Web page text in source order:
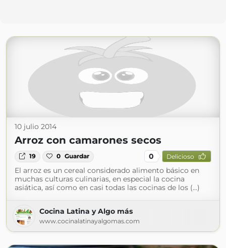
10 julio 2014
Arroz con camarones secos
19 0 Guardar 0 Delicioso
El arroz es un cereal considerado alimento básico en
muchas culturas culinarias, en especial la cocina
asiática, así como en casi todas las cocinas de los (...)
Cocina Latina y Algo más
www.cocinalatinayalgomas.com